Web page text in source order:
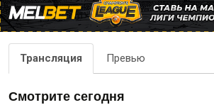
Трансляция Превью
Смотрите сегодня